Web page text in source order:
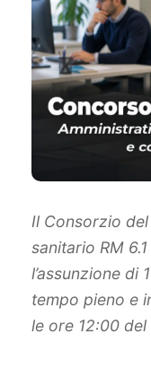
Il Consorzio
sanitario RM
l’assunzione di
tempo pieno e
le ore 12:00